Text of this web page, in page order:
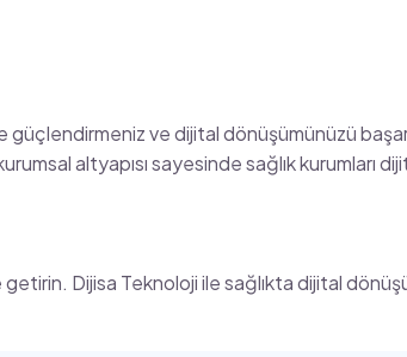
ve dijital dönüşümünüzü
altyapısı sayesinde sağlık kurumları
Dijisa Teknoloji ile sağlıkta dijital